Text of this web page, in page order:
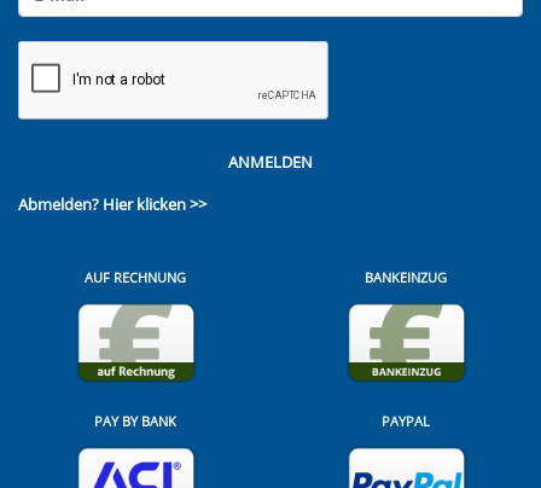
ANMELDEN
Abmelden? Hier klicken >>
AUF RECHNUNG BANKEINZUG
PAY BY BANK PAYPAL